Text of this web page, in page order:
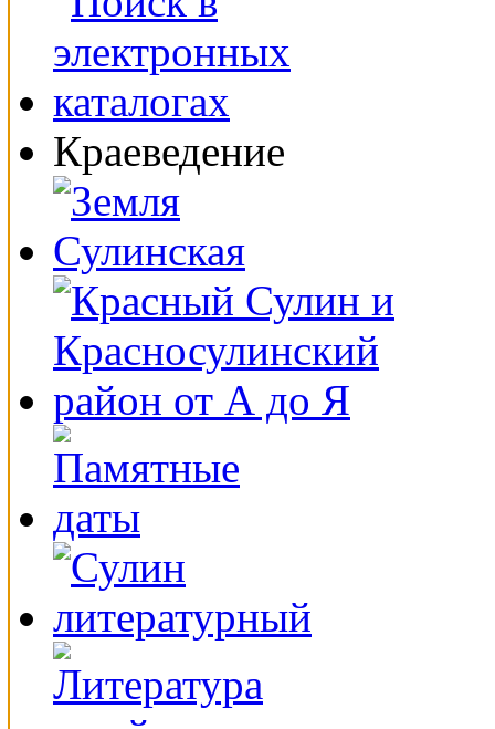
Краеведение